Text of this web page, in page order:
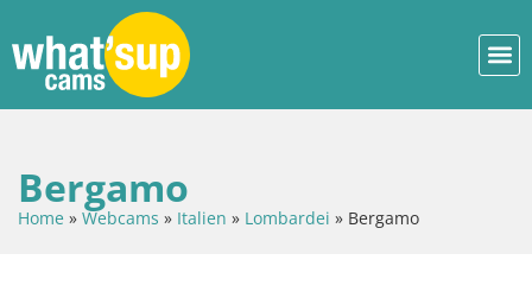
Bergamo
Home » Webcams » Italien » Lombardei » Bergamo